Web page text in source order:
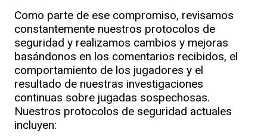
Como parte de ese compromiso, revisamos
constantemente nuestros protocolos de
seguridad y realizamos cambios y mejoras
basándonos en los comentarios recibidos, el
comportamiento de los jugadores y el
resultado de nuestras investigaciones
continuas sobre jugadas sospechosas.
Nuestros protocolos de seguridad actuales
incluyen: